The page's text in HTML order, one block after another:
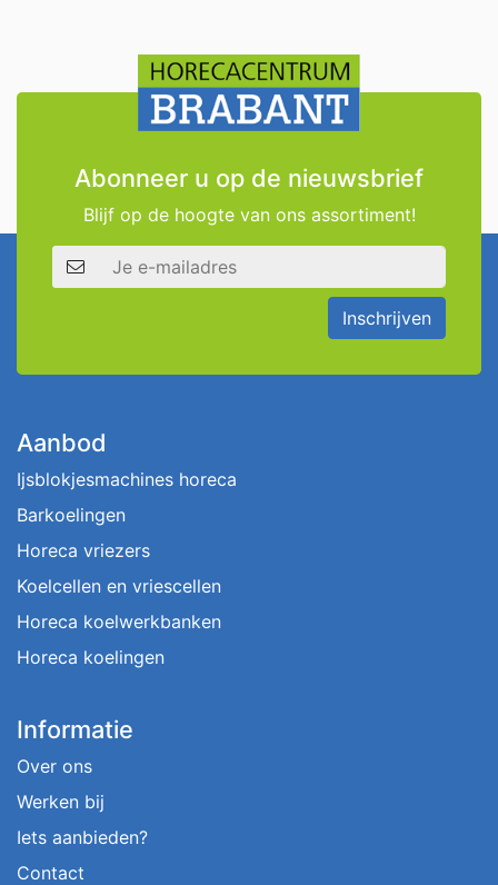
Abonneer u op de nieuwsbrief
Blijf op de hoogte van ons assortiment!
E-mailadres
Inschrijven
Aanbod
Ijsblokjesmachines horeca
Barkoelingen
Horeca vriezers
Koelcellen en vriescellen
Horeca koelwerkbanken
Horeca koelingen
Informatie
Over ons
Werken bij
Iets aanbieden?
Contact